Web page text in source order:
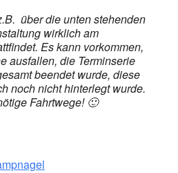
über die unten stehenden
wirklich am
Es kann vorkommen,
ausfallen, die Terminserie
beendet wurde, diese
noch nicht hinterlegt wurde.
Fahrtwege! 🙂